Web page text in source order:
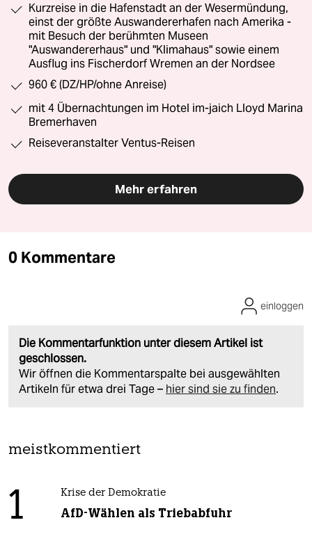
Kurzreise in die Hafenstadt an der Wesermündung,
einst der größte Auswandererhafen nach Amerika -
mit Besuch der berühmten Museen
"Auswandererhaus" und "Klimahaus" sowie einem
Ausflug ins Fischerdorf Wremen an der Nordsee
960 € (DZ/HP/ohne Anreise)
mit 4 Übernachtungen im Hotel im-jaich Lloyd Marina
Bremerhaven
Reiseveranstalter Ventus-Reisen
Mehr erfahren
0 Kommentare
Die Kommentarfunktion unter diesem Artikel ist
geschlossen.
Wir öffnen die Kommentarspalte bei ausgewählten
Artikeln für etwa drei Tage – hier sind sie zu finden.
einloggen
meistkommentiert
1 Krise der Demokratie
AfD-Wählen als Triebabfuhr